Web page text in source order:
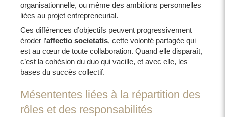
organisationnelle, ou même des ambitions personnelles
liées au projet entrepreneurial.
Ces différences d’objectifs peuvent progressivement
éroder l’affectio societatis, cette volonté partagée qui
est au cœur de toute collaboration. Quand elle disparaît,
c’est la cohésion du duo qui vacille, et avec elle, les
bases du succès collectif.
Mésententes liées à la répartition des
rôles et des responsabilités